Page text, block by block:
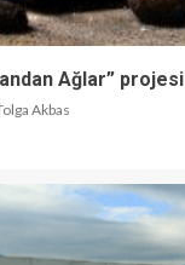
Ağlar” projesi
Akbas